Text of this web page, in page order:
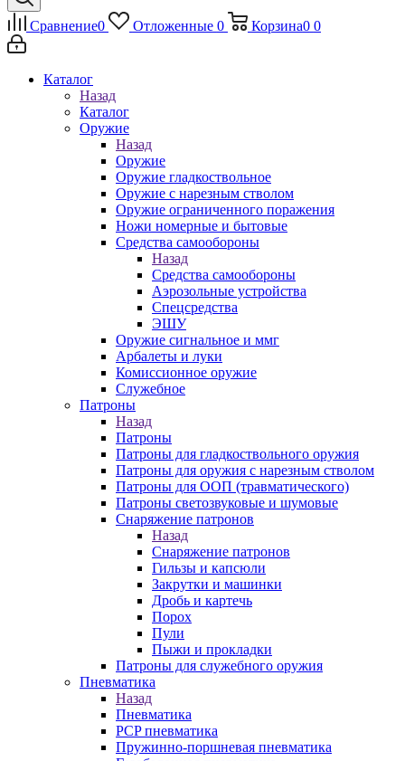
Сравнение0 Отложенные 0 Корзина0 0
Каталог
Назад
Каталог
Оружие
Назад
Оружие
Оружие гладкоствольное
Оружие с нарезным стволом
Оружие ограниченного поражения
Ножи номерные и бытовые
Средства самообороны
Назад
Средства самообороны
Аэрозольные устройства
Спецсредства
ЭШУ
Оружие сигнальное и ммг
Арбалеты и луки
Комиссионное оружие
Служебное
Патроны
Назад
Патроны
Патроны для гладкоствольного оружия
Патроны для оружия с нарезным стволом
Патроны для ООП (травматического)
Патроны светозвуковые и шумовые
Снаряжение патронов
Назад
Снаряжение патронов
Гильзы и капсюли
Закрутки и машинки
Дробь и картечь
Порох
Пули
Пыжи и прокладки
Патроны для служебного оружия
Пневматика
Назад
Пневматика
PCP пневматика
Пружинно-поршневая пневматика